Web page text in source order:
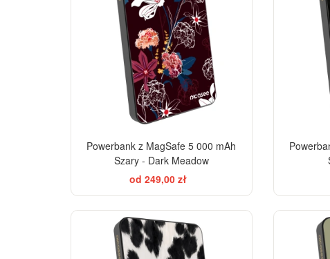
Powerbank z MagSafe 5 000 mAh
Szary - Dark Meadow
od 249,00 zł